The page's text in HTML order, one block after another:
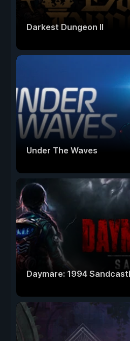
Darkest Dungeon II
Under The Waves
Daymare: 1994